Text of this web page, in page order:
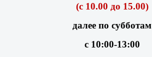
(с 10.00 до 15.00)
далее по субботам
с 10:00-13:00